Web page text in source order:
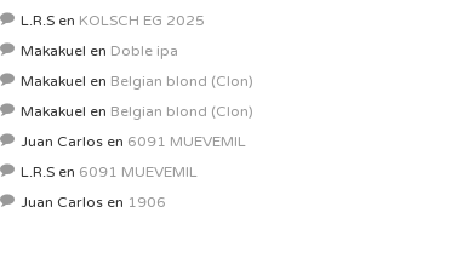
L.R.S en KOLSCH EG 2025
Makakuel en Doble ipa
Makakuel en Belgian blond (Clon)
Makakuel en Belgian blond (Clon)
Juan Carlos en 6091 MUEVEMIL
L.R.S en 6091 MUEVEMIL
Juan Carlos en 1906